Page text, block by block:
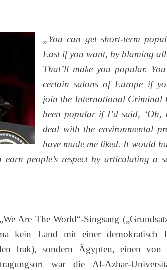
„You can get short-term
East if you want, by blaming
That’ll make you popular.
certain salons of Europe if
join the International Criminal
been popular if I’d said, ‘Oh,
deal with the environmental
have made me liked. It would
earn people’s respect by articulating a
Are The World“-Singsang
kein Land mit einer demokratisch
Irak), sondern Ägypten, einen
war die Al-Azhar-